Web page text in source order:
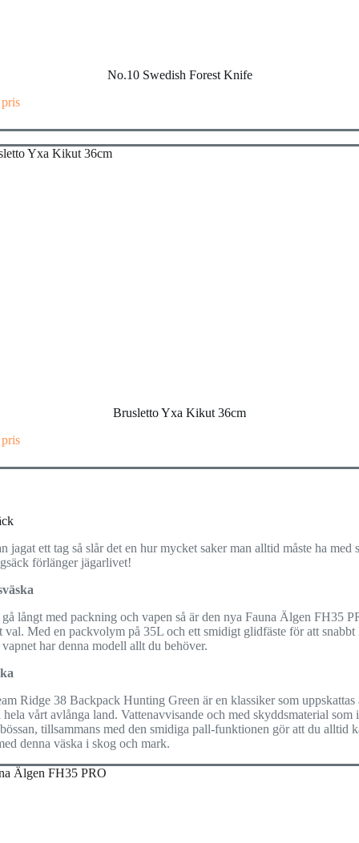
No.10 Swedish Forest Knife
Brusletto Yxa Kikut 36cm
jagat ett tag så slår det en hur mycket saker man alltid måste ha med
förlänger jägarlivet!
långt med packning och vapen så är den nya Fauna Älgen FH35
val. Med en packvolym på 35L och ett smidigt glidfäste för att snabbt
har denna modell allt du behöver.
Ridge 38 Backpack Hunting Green är en klassiker som uppskattas
hela vårt avlånga land. Vattenavvisande och med skyddsmaterial som
tillsammans med den smidiga pall-funktionen gör att du alltid
denna väska i skog och mark.